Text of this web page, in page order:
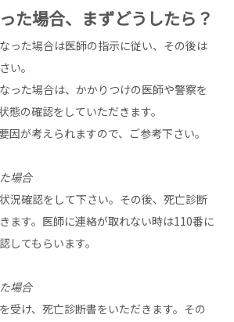
た場合、まずどうしたら？
った場合は医師の指示に従い、その後は
い。
った場合は、かかりつけの医師や警察を
態の確認をしていただきます。
因が考えられますので、ご参考下さい。
場合
況確認をして下さい。その後、死亡診断
ます。医師に連絡が取れない時は110番に
してもらいます。
場合
受け、死亡診断書をいただきます。その